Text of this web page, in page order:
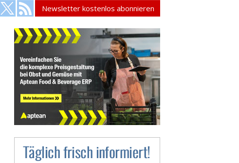
Newsletter kostenlos abonnieren